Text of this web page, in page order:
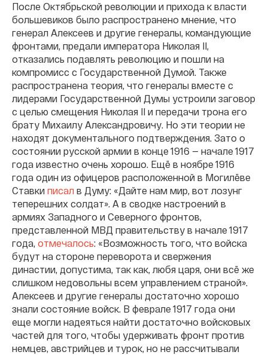
После Октябрьской революции и прихода к власти
большевиков было распространено мнение, что
генерал Алексеев и другие генералы, командующие
фронтами, предали императора Николая II,
отказались подавлять революцию и пошли на
компромисс с Государственной Думой. Также
распространена теория, что генералы вместе с
лидерами Государственной Думы устроили заговор
с целью смещения Николая II и передачи трона его
брату Михаилу Александровичу. Но эти теории не
находят документального подтверждения. Зато о
состоянии русской армии в конце 1916 — начале 1917
года известно очень хорошо. Ещё в ноябре 1916
года один из офицеров расположенной в Могилёве
Ставки писал в Думу: «Дайте нам мир, вот лозунг
теперешних солдат». А в сводке настроений в
армиях Западного и Северного фронтов,
представленной МВД правительству в начале 1917
года, отмечалось: «Возможность того, что войска
будут на стороне переворота и свержения
династии, допустима, так как, любя царя, они всё же
слишком недовольны всем управлением страной».
Алексеев и другие генералы достаточно хорошо
знали состояние войск. В феврале 1917 года они
еще могли надеяться найти достаточно войсковых
частей для того, чтобы удерживать фронт против
немцев, авcтрийцев и турок, но не рассчитывали